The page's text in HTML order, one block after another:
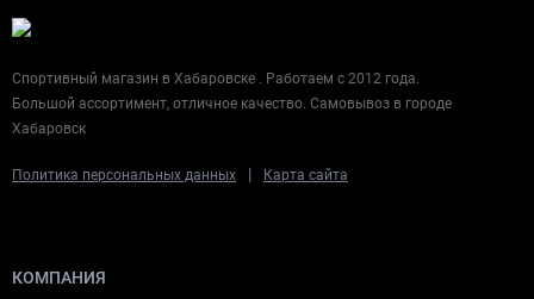
Спортивный магазин в Хабаровске . Работаем с 2012 года.
Большой ассортимент, отличное качество. Самовывоз в городе
Хабаровск
Политика персональных данных | Карта сайта
КОМПАНИЯ